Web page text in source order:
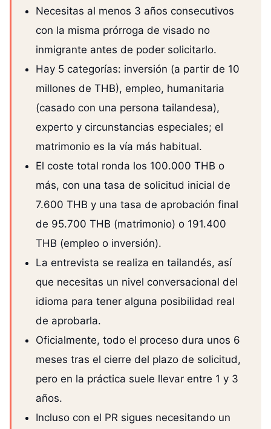
Necesitas al menos 3 años consecutivos
con la misma prórroga de visado no
inmigrante antes de poder solicitarlo.
Hay 5 categorías: inversión (a partir de 10
millones de THB), empleo, humanitaria
(casado con una persona tailandesa),
experto y circunstancias especiales; el
matrimonio es la vía más habitual.
El coste total ronda los 100.000 THB o
más, con una tasa de solicitud inicial de
7.600 THB y una tasa de aprobación final
de 95.700 THB (matrimonio) o 191.400
THB (empleo o inversión).
La entrevista se realiza en tailandés, así
que necesitas un nivel conversacional del
idioma para tener alguna posibilidad real
de aprobarla.
Oficialmente, todo el proceso dura unos 6
meses tras el cierre del plazo de solicitud,
pero en la práctica suele llevar entre 1 y 3
años.
Incluso con el PR sigues necesitando un